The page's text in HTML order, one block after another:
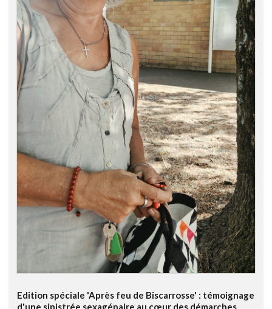
Edition spéciale 'Après feu de Biscarrosse' : témoignage
d'une sinistrée sexagénaire au cœur des démarches